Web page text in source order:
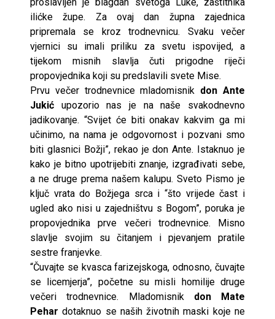
ilićke župe. Za ovaj dan župna zajednica
pripremala se kroz trodnevnicu. Svaku večer
vjernici su imali priliku za svetu ispovijed, a
tijekom misnih slavlja čuti prigodne riječi
propovjednika koji su predslavili svete Mise.
Prvu večer trodnevnice mladomisnik don Ante
Jukić upozorio nas je na naše svakodnevno
jadikovanje. “Svijet će biti onakav kakvim ga mi
učinimo, na nama je odgovornost i pozvani smo
biti glasnici Božji”, rekao je don Ante. Istaknuo je
kako je bitno upotrijebiti znanje, izgrađivati sebe,
a ne druge prema našem kalupu. Sveto Pismo je
ključ vrata do Božjega srca i “što vrijede čast i
ugled ako nisi u zajedništvu s Bogom”, poruka je
propovjednika prve večeri trodnevnice. Misno
slavlje svojim su čitanjem i pjevanjem pratile
sestre franjevke.
“Čuvajte se kvasca farizejskoga, odnosno, čuvajte
se licemjerja”, početne su misli homilije druge
večeri trodnevnice. Mladomisnik don Mate
Pehar dotaknuo se naših životnih maski koje ne